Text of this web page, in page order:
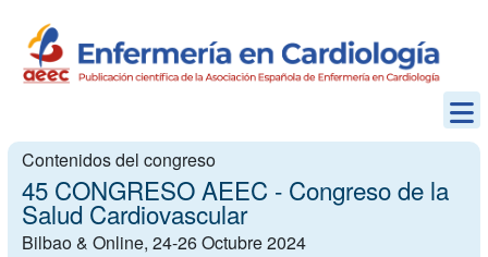
Contenidos del congreso
45 CONGRESO AEEC - Congreso de la
Salud Cardiovascular
Bilbao & Online, 24-26 Octubre 2024